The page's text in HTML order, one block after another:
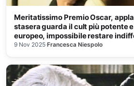
Meritatissimo Premio Oscar,
stasera guarda il cult più potente
europeo, impossibile restare
9 Nov 2025·Francesca Niespolo